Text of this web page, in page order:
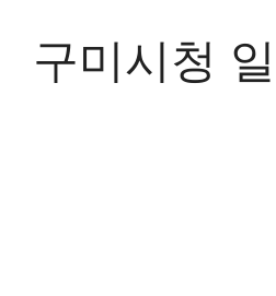
content구미시청